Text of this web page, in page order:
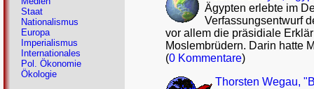
Ägypten erlebte im
Verfassungsentwurf
vor allem die präsidiale
Moslembrüdern. Darin hatte
(0 Kommentare)
Thorsten Wegau,
Staat
Nationalismus
Europa
Imperialismus
Internationales
Pol. Ökonomie
Ökologie